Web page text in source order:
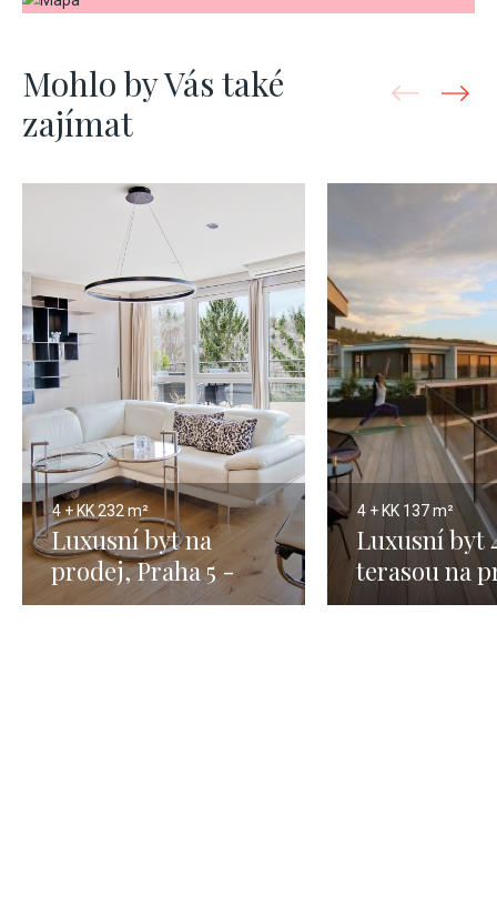
Mohlo by Vás také
zajímat
4 + KK 232 m²
Luxusní byt na
prodej, Praha 5 -
232m
4 + KK 137 m²
Luxusní byt
terasou na
Praha 5